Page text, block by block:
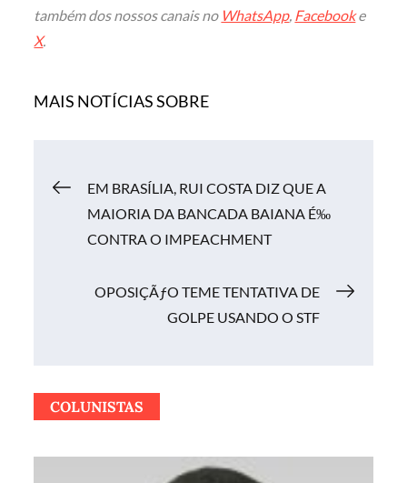
também dos nossos canais no WhatsApp, Facebooke
X.
MAIS NOTÍCIAS SOBRE
Navegação
de
Post
EM BRASÍLIA, RUI COSTA DIZ QUE A
MAIORIA DA BANCADA BAIANA É‰
CONTRA O IMPEACHMENT
OPOSIÇÃƒO TEME TENTATIVA DE
GOLPE USANDO O STF
COLUNISTAS